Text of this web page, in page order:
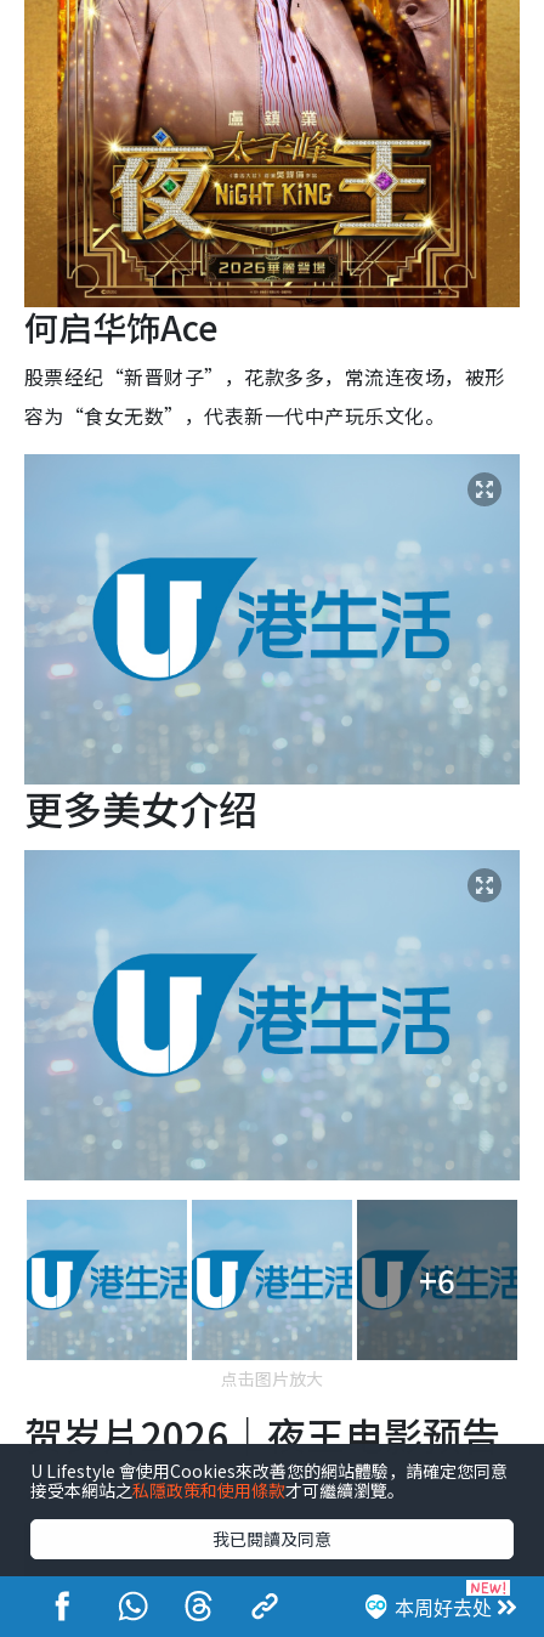
何启华饰Ace
股票经纪“新晋财子”，花款多多，常流连夜场，被形
容为“食女无数”，代表新一代中产玩乐文化。
更多美女介绍
+6
点击图片放大
贺岁片2026｜夜王电影预告
片
本周好去处
U Lifestyle 會使用Cookies來改善您的網站體驗，請確定您同意
接受本網站之私隱政策和使用條款才可繼續瀏覽。
我已閱讀及同意